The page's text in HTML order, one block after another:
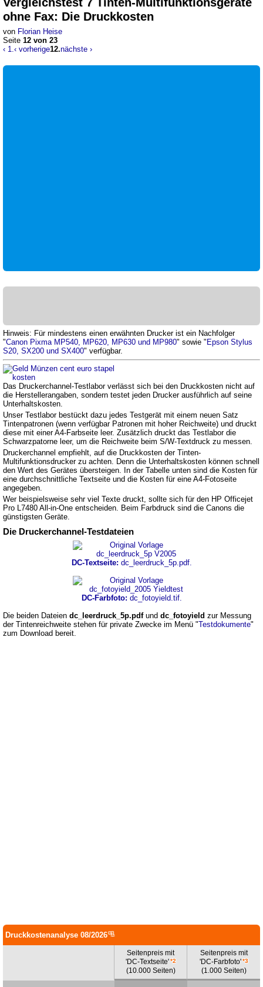
ohne Fax: Die Druckkosten
von Florian Heise
Seite 12 von 23
‹ 1.‹ vorherige12.nächste ›
Hinweis: Für mindestens einen erwähnten Drucker ist ein Nachfolger
"Canon Pixma MP540, MP620, MP630 und MP980" sowie " Epson Stylus
S20, SX200 und SX400" verfügbar.
Das Druckerchannel-Testlabor verlässt sich bei den Druckkosten nicht auf
die Herstellerangaben, sondern testet jeden Drucker ausführlich auf seine
Unterhaltskosten.
Unser Testlabor bestückt dazu jedes Testgerät mit einem neuen Satz
Tintenpatronen (wenn verfügbar Patronen mit hoher Reichweite) und druckt
diese mit einer A4-Farbseite leer. Zusätzlich druckt das Testlabor die
Schwarzpatorne leer, um die Reichweite beim S/W-Textdruck zu messen.
Druckerchannel empfiehlt, auf die Druckkosten der Tinten-
Multifunktionsdrucker zu achten. Denn die Unterhaltskosten können schnell
den Wert des Gerätes übersteigen. In der Tabelle unten sind die Kosten für
eine durchschnittliche Textseite und die Kosten für eine A4-Fotoseite
angegeben.
Wer beispielsweise sehr viel Texte druckt, sollte sich für den HP Officejet
Pro L7480 All-in-One entscheiden. Beim Farbdruck sind die Canons die
günstigsten Geräte.
Die Druckerchannel-Testdateien
DC-Textseite: dc_leerdruck_5p.pdf.
DC-Farbfoto: dc_fotoyield.tif.
Die beiden Dateien dc_leerdruck_5p.pdfund dc_fotoyield zur Messung
der Tintenreichweite stehen für private Zwecke im Menü "Testdokumente"
zum Download bereit.
Druckkostenanalyse 08/2026*1
Seitenpreis mit
'DC-Textseite' *2
(10.000 Seiten)
Seitenpreis mit
'DC-Farbfoto' *3
(1.000 Seiten)